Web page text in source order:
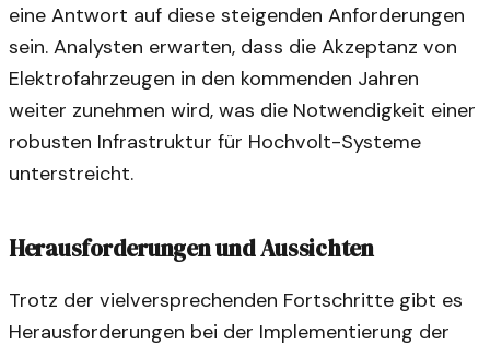
eine Antwort auf diese steigenden Anforderungen
sein. Analysten erwarten, dass die Akzeptanz von
Elektrofahrzeugen in den kommenden Jahren
weiter zunehmen wird, was die Notwendigkeit einer
robusten Infrastruktur für Hochvolt-Systeme
unterstreicht.
Herausforderungen und Aussichten
Trotz der vielversprechenden Fortschritte gibt es
Herausforderungen bei der Implementierung der